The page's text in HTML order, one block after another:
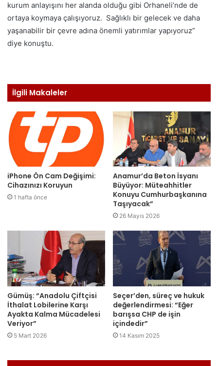
kurum anlayışını her alanda olduğu gibi Orhaneli’nde de
ortaya koymaya çalışıyoruz. Sağlıklı bir gelecek ve daha
yaşanabilir bir çevre adına önemli yatırımlar yapıyoruz”
diye konuştu.
İlgili Makaleler
iPhone Ön Cam Değişimi:
Cihazınızı Koruyun
1 hafta önce
Anamur’da Beton İsyanı
Büyüyor: Müteahhitler
Konuyu Cumhurbaşkanına
Taşıyacak”
26 Mayıs 2026
Gümüş: “Anadolu Çiftçisi
İthalat Lobilerine Karşı
Ayakta Kalma Mücadelesi
Veriyor”
5 Mart 2026
Seçer’den, süreç ve hukuk
değerlendirmesi: “Eğer
barışsa CHP de işin
içindedir”
14 Kasım 2025